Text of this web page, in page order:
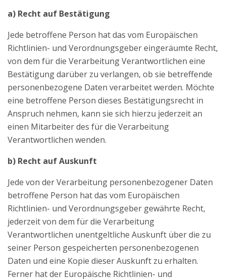
a) Recht auf Bestätigung
Jede betroffene Person hat das vom Europäischen
Richtlinien- und Verordnungsgeber eingeräumte Recht,
von dem für die Verarbeitung Verantwortlichen eine
Bestätigung darüber zu verlangen, ob sie betreffende
personenbezogene Daten verarbeitet werden. Möchte
eine betroffene Person dieses Bestätigungsrecht in
Anspruch nehmen, kann sie sich hierzu jederzeit an
einen Mitarbeiter des für die Verarbeitung
Verantwortlichen wenden.
b) Recht auf Auskunft
Jede von der Verarbeitung personenbezogener Daten
betroffene Person hat das vom Europäischen
Richtlinien- und Verordnungsgeber gewährte Recht,
jederzeit von dem für die Verarbeitung
Verantwortlichen unentgeltliche Auskunft über die zu
seiner Person gespeicherten personenbezogenen
Daten und eine Kopie dieser Auskunft zu erhalten.
Ferner hat der Europäische Richtlinien- und